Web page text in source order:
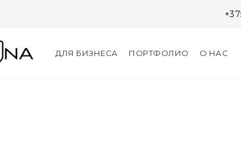
ДЛЯ БИЗНЕСА ПОРТФОЛИО О НАС